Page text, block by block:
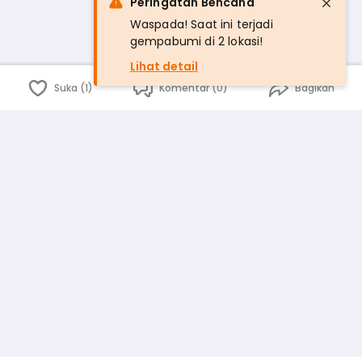
Suka (1) Komentar (0) Bagikan
Waspada! Saat ini terjadi
gempabumi di 2 lokasi!
Lihat detail